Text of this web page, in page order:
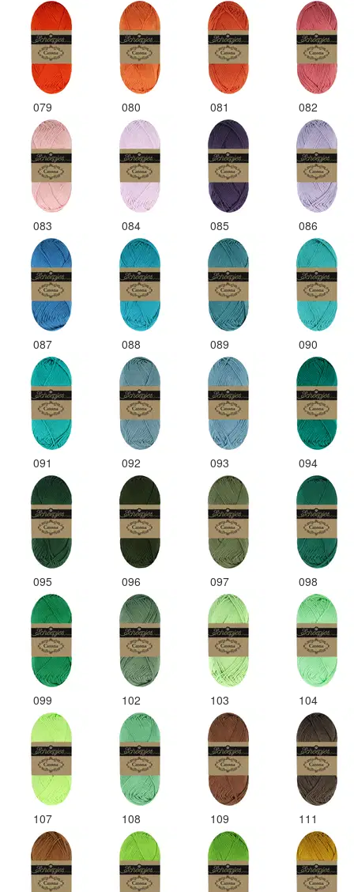
079 080 081 082
083 084 085 086
087 088 089 090
091 092 093 094
095 096 097 098
099 102 103 104
107 108 109 111